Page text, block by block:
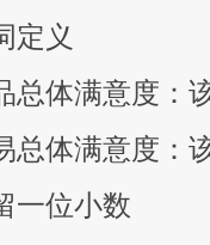
定义
总体满意度：
总体满意度：
一位小数